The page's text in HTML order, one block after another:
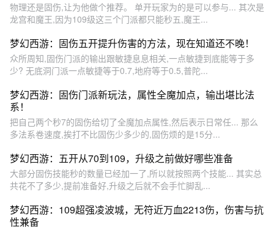
物理还是固伤,让为他做个推荐。 单开玩家为的是可以参与... 其次是
龙宫和魔王,因为109级这三个门派都只能秒五,魔王...
梦幻西游：固伤五开提升伤害的方法，现在知道还不晚！
众所周知,固伤门派的输出跟敏捷息息相关,一点敏捷到底能等于多
少? 无底洞门派一点敏捷等于0.7,地府等于0.5,普陀...
梦幻西游：固伤门派新玩法，属性全魔加点，输出堪比法
系！
把自己两个秒7的固伤给切了全魔加点属性,然后表示日常任... 那么
多法系卷速度,挨打不比固伤少多少的,固伤烦的是15分...
梦幻西游：五开从70到109，升级之前做好哪些准备
大部分固伤技能秒的数量已经加一了,所以就按照两个技能... 其实总
共花不了多少,提前准备好,升级之后就不会手忙脚乱...
梦幻西游：109超强凌波城，无符近万血2213伤，伤害与抗
性兼备